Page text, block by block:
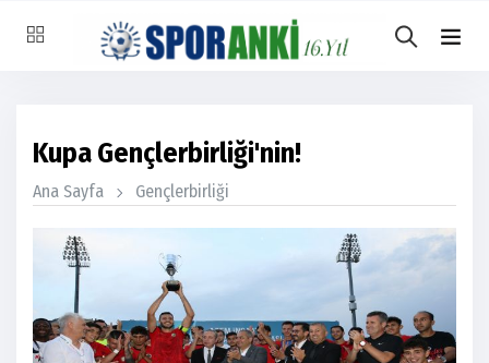
Kupa Gençlerbirliği'nin!
Ana Sayfa Gençlerbirliği